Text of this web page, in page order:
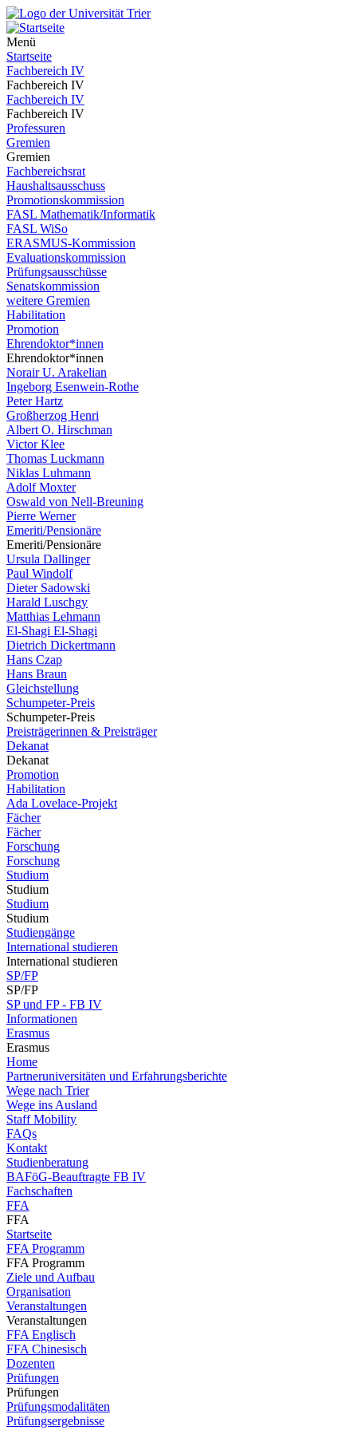
Menü
Startseite
Fachbereich IV
Fachbereich IV
Fachbereich IV
Fachbereich IV
Professuren
Gremien
Gremien
Fachbereichsrat
Haushaltsausschuss
Promotionskommission
FASL Mathematik/Informatik
FASL WiSo
ERASMUS-Kommission
Evaluationskommission
Prüfungsausschüsse
Senatskommission
weitere Gremien
Habilitation
Promotion
Ehrendoktor*innen
Ehrendoktor*innen
Norair U. Arakelian
Ingeborg Esenwein-Rothe
Peter Hartz
Großherzog Henri
Albert O. Hirschman
Victor Klee
Thomas Luckmann
Niklas Luhmann
Adolf Moxter
Oswald von Nell-Breuning
Pierre Werner
Emeriti/Pensionäre
Emeriti/Pensionäre
Ursula Dallinger
Paul Windolf
Dieter Sadowski
Harald Luschgy
Matthias Lehmann
El-Shagi El-Shagi
Dietrich Dickertmann
Hans Czap
Hans Braun
Gleichstellung
Schumpeter-Preis
Schumpeter-Preis
Preisträgerinnen & Preisträger
Dekanat
Dekanat
Promotion
Habilitation
Ada Lovelace-Projekt
Fächer
Fächer
Forschung
Forschung
Studium
Studium
Studium
Studium
Studiengänge
International studieren
International studieren
SP/FP
SP/FP
SP und FP - FB IV
Informationen
Erasmus
Erasmus
Home
Partneruniversitäten und Erfahrungsberichte
Wege nach Trier
Wege ins Ausland
Staff Mobility
FAQs
Kontakt
Studienberatung
BAFöG-Beauftragte FB IV
Fachschaften
FFA
FFA
Startseite
FFA Programm
FFA Programm
Ziele und Aufbau
Organisation
Veranstaltungen
Veranstaltungen
FFA Englisch
FFA Chinesisch
Dozenten
Prüfungen
Prüfungen
Prüfungsmodalitäten
Prüfungsergebnisse